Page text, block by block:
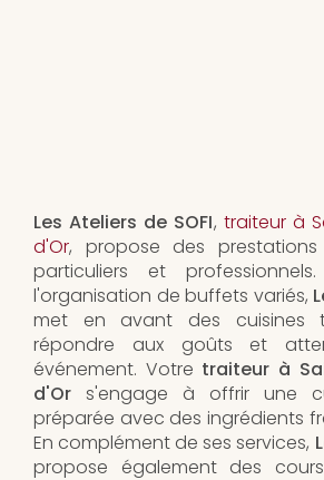
Les Ateliers de SOFI, traiteur à
d'Or, propose des
particuliers et
l'organisation de buffets variés,
met en avant des cuisines
répondre aux goûts et
événement. Votre traiteur à
d'Or s'engage à offrir une
préparée avec des ingrédients
En complément de ses services,
propose également des